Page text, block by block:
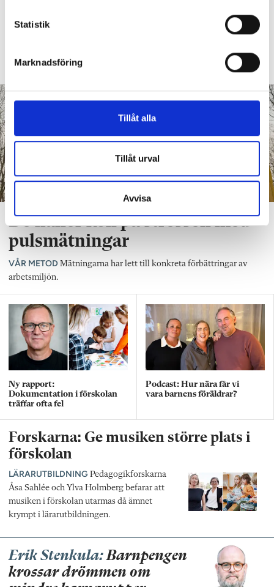
a
l
Statistik
Marknadsföring
Tillåt alla
Tillåt urval
Avvisa
att antingen ändra något eller stå fast vid sitt
förälder.
De håller koll på stressen med
pulsmätningar
VÅR METOD Mätningarna har lett till konkreta förbättringar av
arbetsmiljön.
Ny rapport:
Dokumentation i förskolan
träffar ofta fel
Podcast: Hur nära får vi
vara barnens föräldrar?
Forskarna: Ge musiken större plats i
förskolan
LÄRARUTBILDNING Pedagogikforskarna
Åsa Sahlée och Ylva Holmberg befarar att
musiken i förskolan utarmas då ämnet
krympt i lärarutbildningen.
Erik Stenkula:Barnpengen
krossar drömmen om